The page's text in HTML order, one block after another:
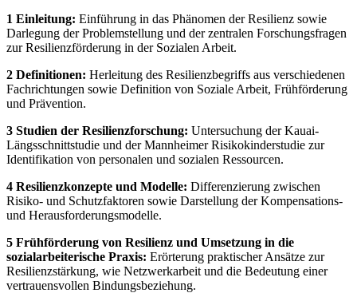
1 Einleitung: Einführung in das Phänomen der Resilienz sowie
Darlegung der Problemstellung und der zentralen Forschungsfragen
zur Resilienzförderung in der Sozialen Arbeit.
2 Definitionen: Herleitung des Resilienzbegriffs aus verschiedenen
Fachrichtungen sowie Definition von Soziale Arbeit, Frühförderung
und Prävention.
3 Studien der Resilienzforschung: Untersuchung der Kauai-
Längsschnittstudie und der Mannheimer Risikokinderstudie zur
Identifikation von personalen und sozialen Ressourcen.
4 Resilienzkonzepte und Modelle: Differenzierung zwischen
Risiko- und Schutzfaktoren sowie Darstellung der Kompensations-
und Herausforderungsmodelle.
5 Frühförderung von Resilienz und Umsetzung in die
sozialarbeiterische Praxis: Erörterung praktischer Ansätze zur
Resilienzstärkung, wie Netzwerkarbeit und die Bedeutung einer
vertrauensvollen Bindungsbeziehung.